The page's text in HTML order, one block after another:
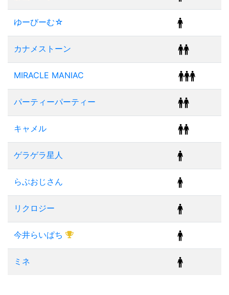
ゆーびーむ☆
カナメストーン
MIRACLE MANIAC
パーティーパーティー
キャメル
ゲラゲラ星人
らぶおじさん
リクロジー
今井らいぱち
ミネ